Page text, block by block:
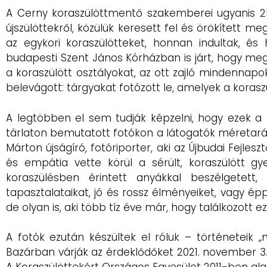
A Cerny koraszülöttmentő szakemberei
újszülöttekről, közülük keresett fel és örökített
az egykori koraszülötteket, honnan indultak,
budapesti Szent János Kórházban is járt, hogy
a koraszülött osztályokat, az ott zajló
belevágott: tárgyakat fotózott le, amelyek a
A legtöbben el sem tudják képzelni, hogy ezek
tárlaton bemutatott fotókon a látogatók
Márton újságíró, fotóriporter, aki az Újbudai
és empátia vette körül a sérült, koraszülött
koraszülésben érintett anyákkal
tapasztalataikat, jó és rossz élményeiket, vagy
de olyan is, aki több tíz éve már, hogy találkozott
A fotók ezután készültek el róluk – történeteik
Bazárban várják az érdeklődőket 2021. november